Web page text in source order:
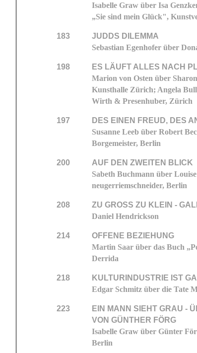
Isabelle Graw über Isa
„Sie sind mein Glück",
183
JUDDS DILEMMA
Sebastian Egenhofer über
198
ES LÄUFT ALLES NACH
Marion von Osten über
Kunsthalle Zürich; Angela
Wirth & Presenhuber, Zürich
197
DES EINEN FREUD, DES
Susanne Leeb über Robert
Borgemeister, Berlin
200
AUF DEN ZWEITEN BLICK
Sabeth Buchmann über
neugerriemschneider, Berlin
208
ZU GROSS ZU KLEIN -
Daniel Hendrickson
214
OFFENE BEZIEHUNG
Martin Saar über das Buch
Derrida
218
KULTURINDUSTRIE IST
Edgar Schmitz über die Tate
223
EIN MANN SIEHT GRAU -
VON GÜNTHER FÖRG
Isabelle Graw über Günter
Berlin